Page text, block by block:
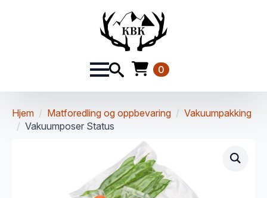
0
Hjem Matforedling og oppbevaring
Vakuumpakking
Vakuumposer Status